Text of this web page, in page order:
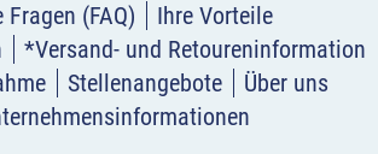
Fragen (FAQ)
Ihre Vorteile
*Versand- und Retoureninformation
Stellenangebote
Über uns